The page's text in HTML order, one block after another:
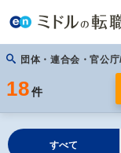
団体・連合会・官公
18 件
すべて